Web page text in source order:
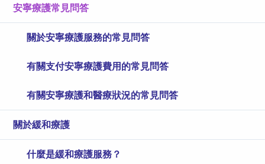
安寧療護常見問答
關於安寧療護服務的常見問答
有關支付安寧療護費用的常見問答
有關安寧療護和醫療狀況的常見問答
關於緩和療護
什麼是緩和療護服務？